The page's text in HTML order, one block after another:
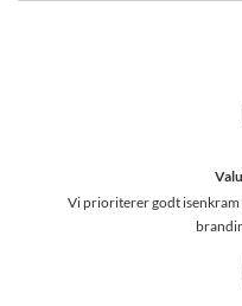
Vi prioriterer godt